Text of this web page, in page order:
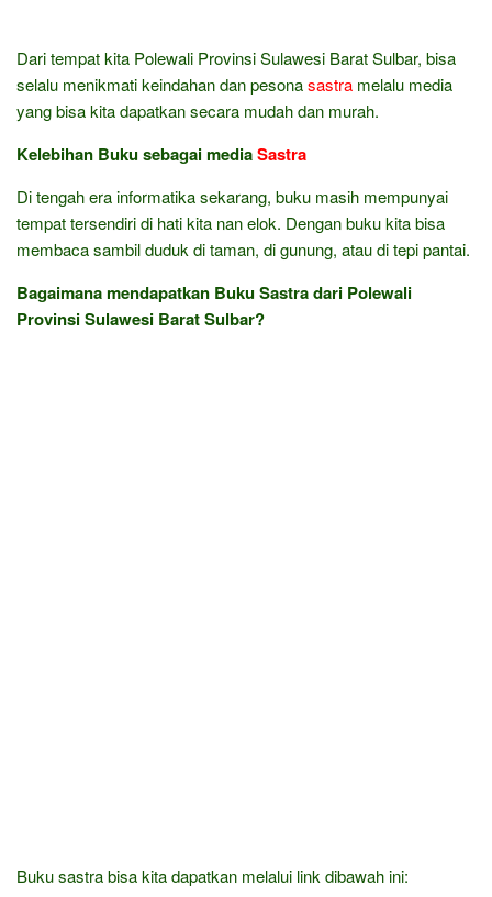
Dari tempat kita Polewali Provinsi Sulawesi Barat Sulbar, bisa
selalu menikmati keindahan dan pesonasastra melalu media
yang bisa kita dapatkan secara mudah dan murah.
Kelebihan Buku sebagai mediaSastra
Di tengah era informatika sekarang, buku masih mempunyai
tempat tersendiri di hati kita nan elok. Dengan buku kita bisa
membaca sambil duduk di taman, di gunung, atau di tepi pantai.
Bagaimana mendapatkan Buku Sastra dari Polewali
Provinsi Sulawesi Barat Sulbar?
Buku sastra bisa kita dapatkan melalui link dibawah ini: